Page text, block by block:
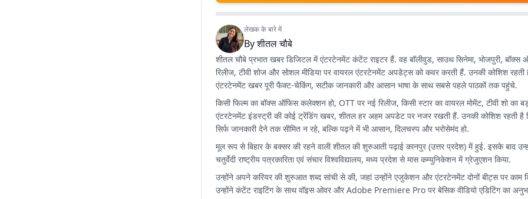
लेखक के बारे में
Byशीतल चौबे
शीतल चौबे प्रभात खबर डिजिटल में एंटरटेनमेंट कंटेंट राइटर हैं. वह बॉलीवुड, साउथ सिनेमा, भोजपुरी,
रिलीज, टीवी शोज और सोशल मीडिया पर वायरल एंटरटेनमेंट अपडेट्स को कवर करती हैं. उनकी कोशिश रहती
एंटरटेनमेंट खबर पूरी फैक्ट-चेकिंग, सटीक जानकारी और आसान भाषा के साथ सबसे पहले पाठकों तक पहुंचे.
किसी फिल्म का बॉक्स ऑफिस कलेक्शन हो, OTT पर नई रिलीज, किसी स्टार का वायरल मोमेंट, टीवी शो का
एंटरटेनमेंट इंडस्ट्री की कोई ट्रेंडिंग खबर, शीतल हर अहम अपडेट पर नजर रखती हैं. उनकी कोशिश रहती है
सिर्फ जानकारी देने तक सीमित न रहे, बल्कि पढ़ने में भी आसान, दिलचस्प और भरोसेमंद हो.
मूल रूप से बिहार के बक्सर की रहने वाली शीतल की शुरुआती पढ़ाई कानपुर (उत्तर प्रदेश) में हुई. इसके बाद
चतुर्वेदी राष्ट्रीय पत्रकारिता एवं संचार विश्वविद्यालय, मध्य प्रदेश से मास कम्युनिकेशन में ग्रेजुएशन किया.
उन्होंने अपने करियर की शुरुआत शब्द सांची से की, जहां उन्होंने एजुकेशन और एंटरटेनमेंट दोनों बीट्स पर काम
उन्होंने कंटेंट राइटिंग के साथ वॉइस ओवर और Adobe Premiere Pro पर बेसिक वीडियो एडिटिंग का